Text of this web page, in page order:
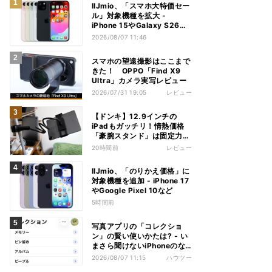
IIJmio、「スマホ大特価セー
ル」対象機種を拡大 -
iPhone 15やGalaxy S26な
ど
2026/08/07 11:46
スマホの望遠撮影はここまで
きた！ OPPO「Find X9
Ultra」カメラ実写レビュー
2026/07/31 19:05 レビュー
【ドンキ】12.9インチの
iPadもガッチリ！情熱価格
「豪腕スタンド」は固定力が
頼もしい
20時間前 レビュー
IIJmio、「のりかえ価格」に
対象機種を追加 - iPhone 17
やGoogle Pixel 10など
5時間前
写真アプリの「コレクショ
ン」の賢い使いかたは? - い
まさら聞けないiPhoneのな
ぜ
2026/08/07 11:15 ハウツー